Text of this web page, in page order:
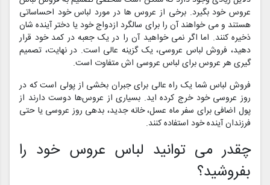
عروس خود بگیرد. برخی از عروس ها در مورد لباس خود احساساتی
هستند و می خواهند آن را برای سالگرد ازدواج خود یا دختر آینده شان
ذخیره کنند. اما اگر نمی خواهید آن را در یک جعبه در کمد خود قرار
دهید، فروش لباس عروسی، یک گزینه عالی است. در نهایت، تصمیم
گیری هر عروس برای لباس عروسی اش متفاوت است.
فروش لباس شما یک راه عالی برای جبران بخشی از پولی است که در
روز عروسی خود خرج کرده اید. بسیاری از عروس‌ها دوست دارند از
پول اضافی برای سفر ماه عسل، خانه جدید، بدهی روز عروسی یا حتی
فرزندان آینده خود استفاده کنند.
چقدر می توانید لباس عروس خود را
بفروشید؟